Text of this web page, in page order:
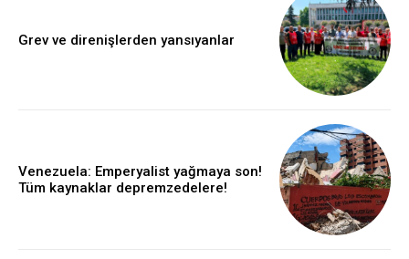
Grev ve direnişlerden yansıyanlar
Venezuela: Emperyalist yağmaya son!
Tüm kaynaklar depremzedelere!